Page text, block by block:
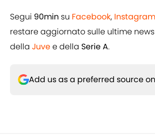
Segui 90min su Facebook, Instagram
restare aggiornato sulle ultime
della Juvee della Serie A.
Add us as a preferred source on